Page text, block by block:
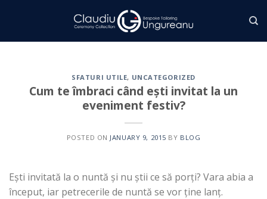
SFATURI UTILE, UNCATEGORIZED
Cum te îmbraci când ești invitat la un
eveniment festiv?
POSTED ON JANUARY 9, 2015 BY BLOG
Ești invitată la o nuntă și nu știi ce să porți? Vara abia a
început, iar petrecerile de nuntă se vor ține lanț.